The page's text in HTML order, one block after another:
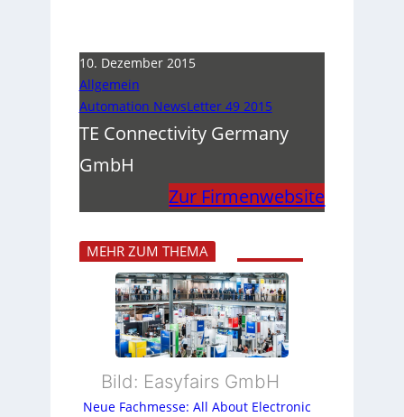
10. Dezember 2015
Allgemein
Automation NewsLetter 49 2015
TE Connectivity Germany
GmbH
Zur Firmenwebsite
MEHR ZUM THEMA
Bild: Easyfairs GmbH
Neue Fachmesse: All About Electronic